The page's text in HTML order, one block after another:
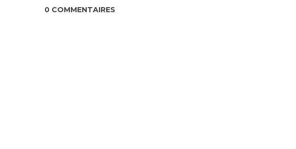
0 COMMENTAIRES